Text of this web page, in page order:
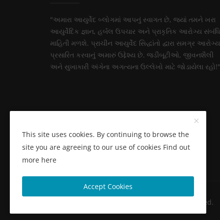
"અમારા આયુર્વેદ બ્લોગમાં આપનું સ્વાગત છે, જ્યાં તમને ખરા
આયુર્વેદિક જ્ઞાન, હર્બલ ઉપચાર અને પ્રાકૃતિક આરોગ્ય
માહિતી મળશે. પ્રાચીન આયુર્વેદ સિદ્ધાંતો દ્વારા સમગ્ર આરોગ્ય
પ્રસારિત કરવાનું અમારું ઉદ્દેશ્ય છે. જડીબૂટીઓ, જીવનશૈલી
અને સુખાકારી અંગેના અગત્યના ઉલ્લેખો માટે જોડાયેલા રહો!"
Copyright 2025 આયુર્વેદ જીવન- All Rights Reserved.
This site uses cookies. By continuing to browse the
site you are agreeing to our use of cookies Find out
more here
Accept Cookies